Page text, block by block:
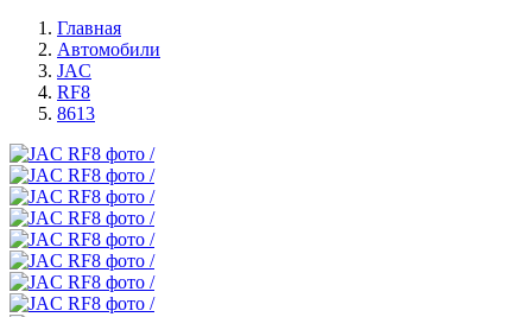
Главная
Автомобили
JAC
RF8
8613